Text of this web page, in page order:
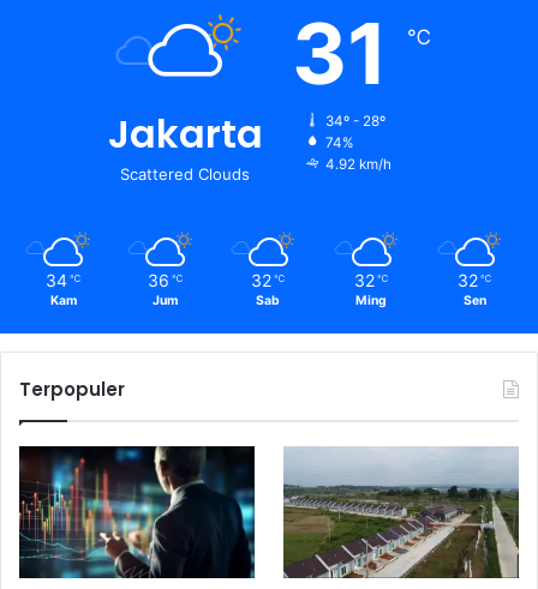
Jakarta
Scattered Clouds
31 ℃
34º - 28º
74%
4.92 km/h
34 ℃
Kam
36 ℃
Jum
32 ℃
Sab
32 ℃
Ming
32 ℃
Sen
Terpopuler